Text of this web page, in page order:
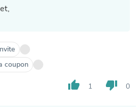
coupon
thumb_up 1 thumb_down 0